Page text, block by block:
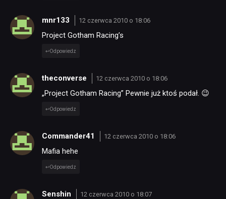
mnr133 12 czerwca 2010 o 18:06
Project Gotham Racing’s
Odpowiedz
theconverse 12 czerwca 2010 o 18:06
„Project Gotham Racing” Pewnie już ktoś podał. 😉
Odpowiedz
Commander41 12 czerwca 2010 o 18:06
Mafia hehe
Odpowiedz
Senshin 12 czerwca 2010 o 18:07